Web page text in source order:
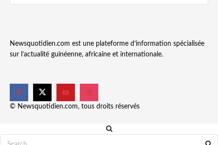
Newsquotidien.com est une plateforme d’information spécialisée
sur l’actualité guinéenne, africaine et internationale.
© Newsquotidien.com, tous droits réservés